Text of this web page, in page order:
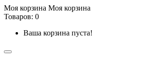
Моя корзина Моя корзина
Товаров: 0
Ваша корзина пуста!